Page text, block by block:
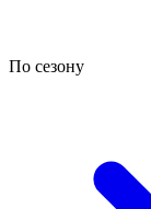
По сезону